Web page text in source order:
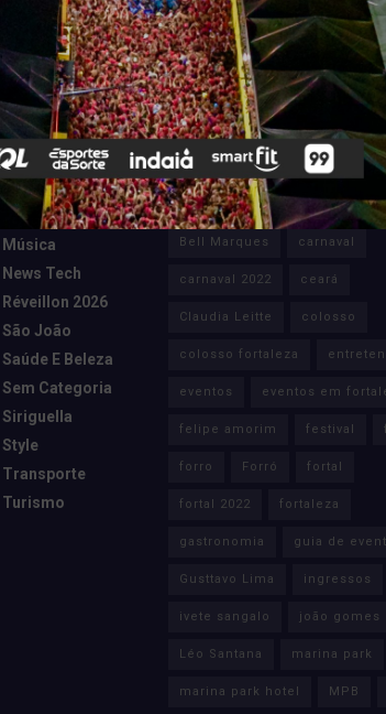
Marketing E
Negócios
Música
News Tech
Réveillon 2026
São João
Saúde E Beleza
Sem Categoria
Siriguella
Style
Transporte
Turismo
Tags
Anitta Axé Banda Eva
Bell Marques carnaval
carnaval 2022 ceará
Claudia Leitte colosso
colosso fortaleza
eventos eventos em
felipe amorim festival
forro Forró fortal
fortal 2022 fortaleza
gastronomia guia de
Gusttavo Lima ingressos
ivete sangalo joão gomes
Léo Santana marina park
marina park hotel MPB